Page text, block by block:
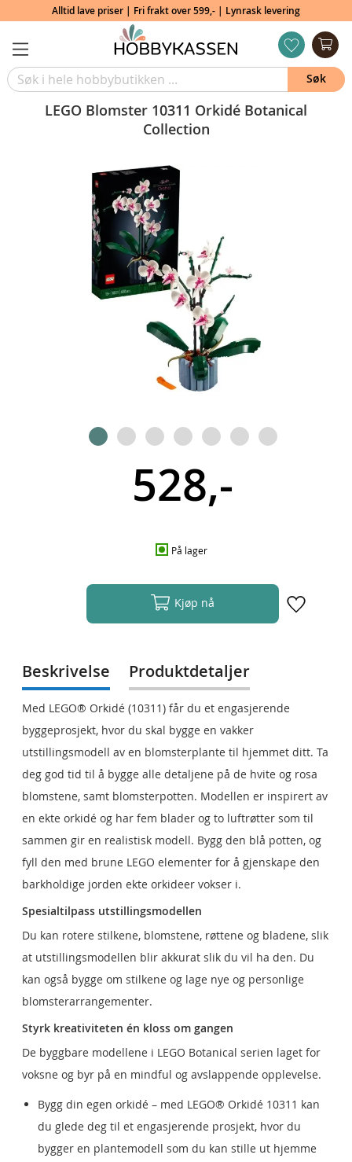
Alltid lave priser | Fri frakt over 599,- | Lynrask levering
LEGO Blomster 10311 Orkidé Botanical
Collection
528,-
På lager
Kjøp nå
Beskrivelse
Med LEGO® Orkidé (10311) får du et engasjerende
byggeprosjekt, hvor du skal bygge en vakker
utstillingsmodell av en blomsterplante til hjemmet ditt. Ta
deg god tid til å bygge alle detaljene på de hvite og rosa
blomstene, samt blomsterpotten. Modellen er inspirert av
en ekte orkidé og har fem blader og to luftrøtter som til
sammen gir en realistisk modell. Bygg den blå potten, og
fyll den med brune LEGO elementer for å gjenskape den
barkholdige jorden ekte orkideer vokser i.
Spesialtilpass utstillingsmodellen
Du kan rotere stilkene, blomstene, røttene og bladene, slik
at utstillingsmodellen blir akkurat slik du vil ha den. Du
kan også bygge om stilkene og lage nye og personlige
blomsterarrangementer.
Styrk kreativiteten én kloss om gangen
De byggbare modellene i LEGO Botanical serien laget for
voksne og byr på en mindful og avslappende opplevelse.
Bygg din egen orkidé – med LEGO® Orkidé 10311 kan
du glede deg til et engasjerende prosjekt, hvor du
bygger en plantemodell som du kan stille ut hjemme
Produktdetaljer
Søk
ønskeliste